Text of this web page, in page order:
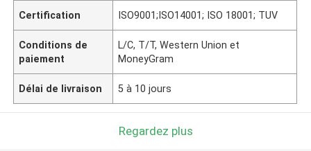
Certification ISO9001;ISO14001; ISO 18001; TUV
Conditions de
paiement
L/C, T/T, Western Union et
MoneyGram
Délai de livraison 5 à 10 jours
Regardez plus